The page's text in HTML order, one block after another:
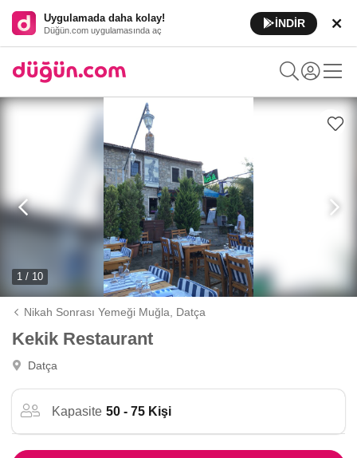
Uygulamada daha kolay!
Düğün.com uygulamasında aç
İNDİR
1 / 10
Nikah Sonrası Yemeği Muğla, Datça
Kekik Restaurant
Datça
Kapasite 50 - 75 Kişi